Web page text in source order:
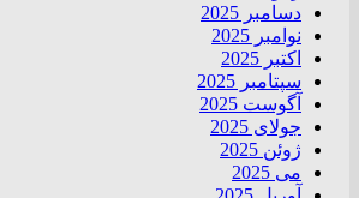
دسامبر 2025
نوامبر 2025
اکتبر 2025
سپتامبر 2025
آگوست 2025
جولای 2025
ژوئن 2025
می 2025